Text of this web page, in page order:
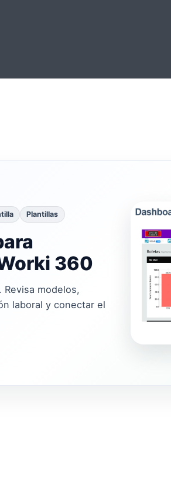
Plantillas
360
modelos,
laboral y conectar el